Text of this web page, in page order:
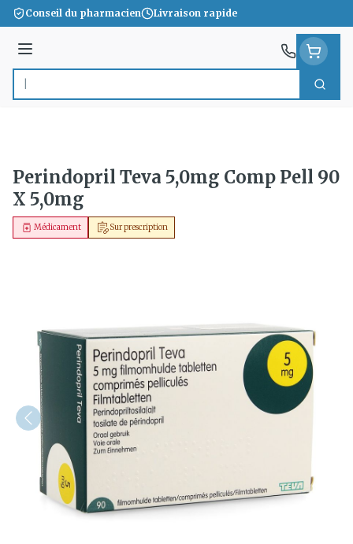
Aller au contenu
Conseil du pharmacien Livraison rapide
Menu
Rechercher
Perindopril Teva 5,0mg Comp Pell 90
X 5,0mg
Sur prescription
Médicament